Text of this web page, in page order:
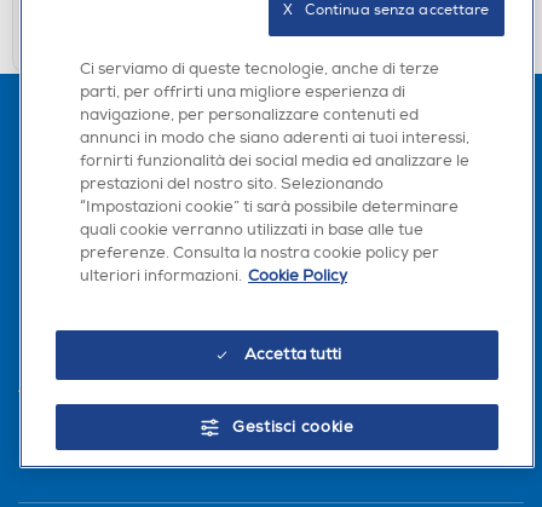
L'AZIENDA
PER I TUOI ACQUISTI
AREA CLIENTI
Ci serviamo di queste tecnologie, anche di terze
parti, per offrirti una migliore esperienza di
navigazione, per personalizzare contenuti ed
annunci in modo che siano aderenti ai tuoi interessi,
fornirti funzionalità dei social media ed analizzare le
prestazioni del nostro sito. Selezionando
“Impostazioni cookie” ti sarà possibile determinare
quali cookie verranno utilizzati in base alle tue
preferenze. Consulta la nostra cookie policy per
ulteriori informazioni. Cookie Policy
Accetta tutti
Gestisci cookie
X   Continua senza accettare